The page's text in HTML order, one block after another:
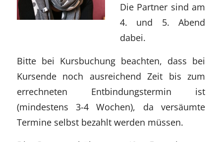
Die Partner sind am
4. und 5. Abend
dabei.
Bitte bei Kursbuchung beachten, dass bei
Kursende noch ausreichend Zeit bis zum
errechneten Entbindungstermin ist
(mindestens 3-4 Wochen), da versäumte
Termine selbst bezahlt werden müssen.